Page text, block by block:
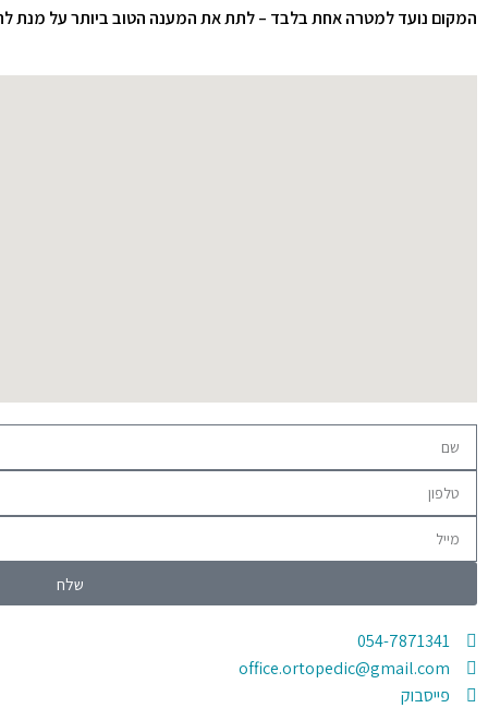
המקום נועד למטרה אחת בלבד – לתת את המענה הטוב ביותר על מנת
שלח
054-7871341
office.ortopedic@gmail.com
פייסבוק